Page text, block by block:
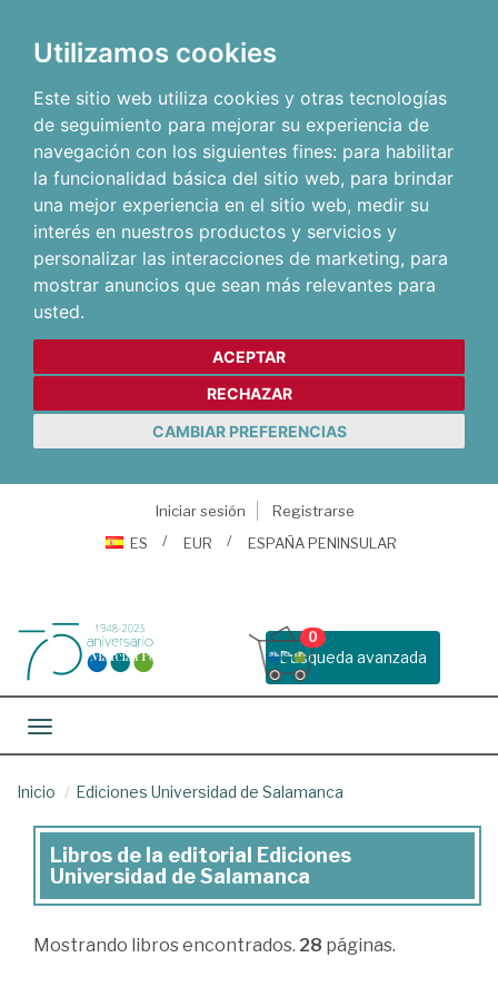
Utilizamos cookies
Este sitio web utiliza cookies y otras tecnologías
de seguimiento para mejorar su experiencia de
navegación con los siguientes fines: para habilitar
la funcionalidad básica del sitio web, para brindar
una mejor experiencia en el sitio web, medir su
interés en nuestros productos y servicios y
personalizar las interacciones de marketing, para
mostrar anuncios que sean más relevantes para
usted.
ACEPTAR
RECHAZAR
CAMBIAR PREFERENCIAS
Iniciar sesión
Registrarse
ES
EUR ESPAÑA PENINSULAR
Busqueda avanzada
0
Toggle navigation
Inicio Ediciones Universidad de Salamanca
Libros
de
la
Libros de la editorial Ediciones
Universidad de Salamanca
Mostrando libros encontrados. 28 páginas.